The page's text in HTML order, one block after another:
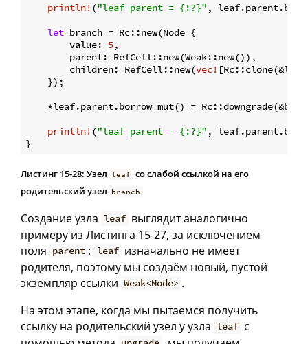
println! ("leaf parent = {:?}" ,
let branch = Rc::new(Node {
        value:
5,
        parent: RefCell::new(Weak::new()),
        children: RefCell::new(
vec!
    });
*leaf.parent.borrow_mut() =
println! ("leaf parent = {:?}" ,
Листинг 15-28: Узел leaf со слабой ссылкой на его
родительский узел branch
Создание узла leaf выглядит аналогично
примеру из Листинга 15-27, за исключением
поля parent : leaf изначально не имеет
родителя, поэтому мы создаём новый, пустой
экземпляр ссылки Weak<Node> .
На этом этапе, когда мы пытаемся получить
ссылку на родительский узел у узла leaf с